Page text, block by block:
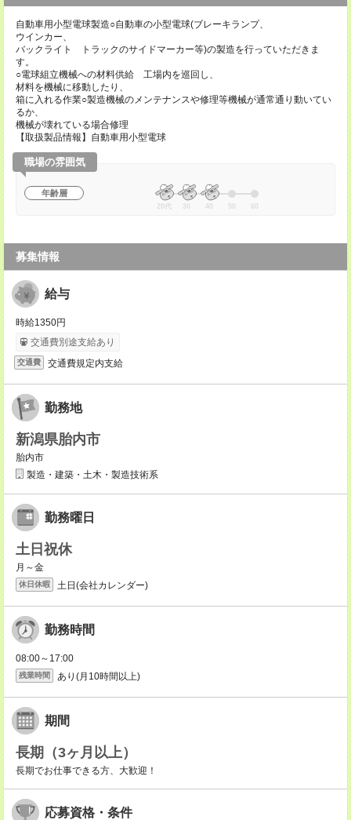
自動車用小型電球製造○自動車の小型電球(ブレーキランプ、
ウインカー、
バックライト トラックのサイドマーカー等)の製造を行っていただきま
す。
○電球組立機械への材料供給 工場内を巡回し、
材料を機械に移動したり、
箱に入れる作業○製造機械のメンテナンスや修理等機械が通常通り動いてい
るか、
機械が壊れている場合修理
【取扱製品情報】自動車用小型電球
職場の雰囲気
年齢層
20代 30 40 50 60
募集情報
給与
時給1350円
交通費別途支給あり
交通費 交通費規定内支給
勤務地
新潟県胎内市
胎内市
製造・建築・土木・製造技術系
勤務曜日
土日祝休
月～金
休日休暇 土日(会社カレンダー)
勤務時間
08:00～17:00
残業時間 あり(月10時間以上)
期間
長期（3ヶ月以上）
長期でお仕事できる方、大歓迎！
応募資格・条件